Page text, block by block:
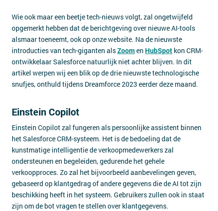
Wie ook maar een beetje tech-nieuws volgt, zal ongetwijfeld
opgemerkt hebben dat de berichtgeving over nieuwe AI-tools
alsmaar toeneemt, ook op onze website. Na de nieuwste
introducties van tech-giganten alsZoomen HubSpot kon CRM-
ontwikkelaar Salesforce natuurlijk niet achter blijven. In dit
artikel werpen wij een blik op de drie nieuwste technologische
snufjes, onthuld tijdens Dreamforce 2023 eerder deze maand.
Einstein Copilot
Einstein Copilot zal fungeren als persoonlijke assistent binnen
het Salesforce CRM-systeem. Het is de bedoeling dat de
kunstmatige intelligentie de verkoopmedewerkers zal
ondersteunen en begeleiden, gedurende het gehele
verkoopproces. Zo zal het bijvoorbeeld aanbevelingen geven,
gebaseerd op klantgedrag of andere gegevens die de AI tot zijn
beschikking heeft in het systeem. Gebruikers zullen ook in staat
zijn om de bot vragen te stellen over klantgegevens.